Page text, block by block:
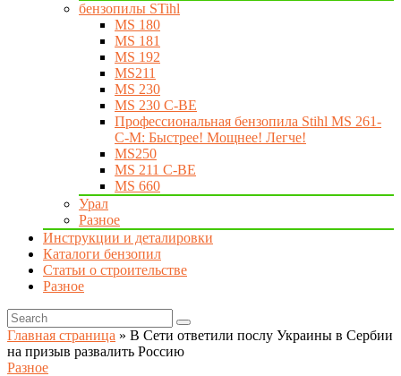
бензопилы STihl
MS 180
MS 181
MS 192
MS211
MS 230
MS 230 C-BE
Профессиональная бензопила Stihl MS 261-
C-M: Быстрее! Мощнее! Легче!
MS250
MS 211 C-BE
MS 660
Урал
Разное
Инструкции и деталировки
Каталоги бензопил
Статьи о строительстве
Разное
Главная страница » В Сети ответили послу Украины в Сербии
на призыв развалить Россию
Разное